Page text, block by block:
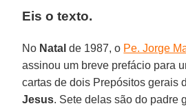
Eis o texto.
No Natal de 1987, o Pe. Jorge
assinou um breve prefácio para
cartas de dois Prepósitos gerais
Jesus. Sete delas são do padre